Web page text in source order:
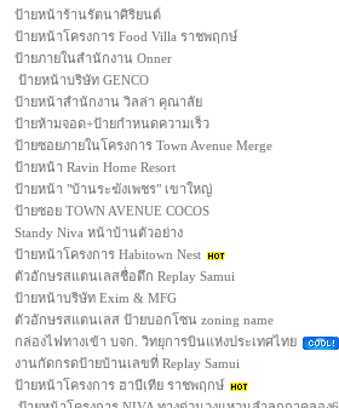
ป้ายหน้าร้านรัตนาศิริยนต์
ป้ายหน้าโครงการ Food Villa ราชพฤกษ์
ป้ายภายในสำนักงาน Onner
ป้ายหน้าบริษัท GENCO
ป้ายหน้าสำนักงาน วิลล่า คุณาลัย
ป้ายห้ามจอด+ป้ายกำหนดความเร็ว
ป้ายซอยภายในโครงการ Town Avenue Merge
ป้ายหน้า Ravin Home Resort
ป้ายหน้า "บ้านระฆังเพชร" เขาใหญ่
ป้ายซอย TOWN AVENUE COCOS
Standy Niva หน้าบ้านตัวอย่าง
ป้ายหน้าโครงการ Habitown Nest
ตัวอักษรสแตนเลสชื่อตึก Replay Samui
ป้ายหน้าบริษัท Exim & MFG
ตัวอักษรสแตนเลส ป้ายบอกโซน zoning name
กล่องไฟทางเข้า บจก. วิทยุการบินแห่งประเทศไทย
งานกัดกรดป้ายบ้านเลขที่ Replay Samui
ป้ายหน้าโครงการ ฮาบีเทีย ราชพฤกษ์